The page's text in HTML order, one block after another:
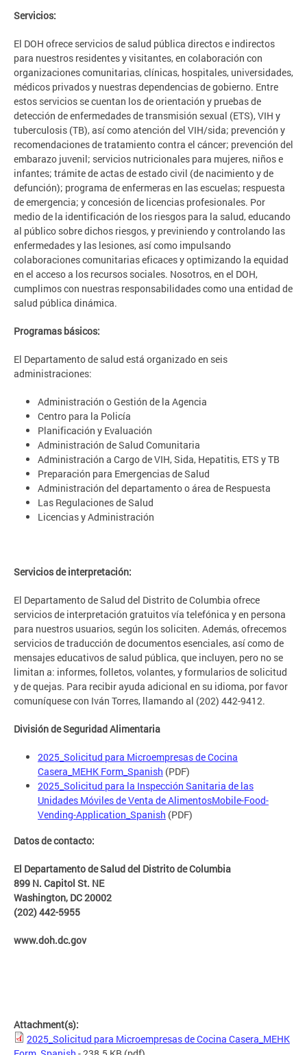
Servicios:
El DOH ofrece servicios de salud pública directos e indirectos
para nuestros residentes y visitantes, en colaboración con
organizaciones comunitarias, clínicas, hospitales, universidades,
médicos privados y nuestras dependencias de gobierno. Entre
estos servicios se cuentan los de orientación y pruebas de
detección de enfermedades de transmisión sexual (ETS), VIH y
tuberculosis (TB), así como atención del VIH/sida; prevención y
recomendaciones de tratamiento contra el cáncer; prevención del
embarazo juvenil; servicios nutricionales para mujeres, niños e
infantes; trámite de actas de estado civil (de nacimiento y de
defunción); programa de enfermeras en las escuelas; respuesta
de emergencia; y concesión de licencias profesionales. Por
medio de la identificación de los riesgos para la salud, educando
al público sobre dichos riesgos, y previniendo y controlando las
enfermedades y las lesiones, así como impulsando
colaboraciones comunitarias eficaces y optimizando la equidad
en el acceso a los recursos sociales. Nosotros, en el DOH,
cumplimos con nuestras responsabilidades como una entidad de
salud pública dinámica.
Programas básicos:
El Departamento de salud está organizado en seis
administraciones:
Administración o Gestión de la Agencia
Centro para la Policía
Planificación y Evaluación
Administración de Salud Comunitaria
Administración a Cargo de VIH, Sida, Hepatitis, ETS y TB
Preparación para Emergencias de Salud
Administración del departamento o área de Respuesta
Las Regulaciones de Salud
Licencias y Administración
Servicios de interpretación:
El Departamento de Salud del Distrito de Columbia ofrece
servicios de interpretación gratuitos vía telefónica y en persona
para nuestros usuarios, según los soliciten. Además, ofrecemos
servicios de traducción de documentos esenciales, así como de
mensajes educativos de salud pública, que incluyen, pero no se
limitan a: informes, folletos, volantes, y formularios de solicitud
y de quejas. Para recibir ayuda adicional en su idioma, por favor
comuníquese con Iván Torres, llamando al (202) 442-9412.
División de Seguridad Alimentaria
2025_Solicitud para Microempresas de Cocina
Casera_MEHK Form_Spanish (PDF)
2025_Solicitud para la Inspección Sanitaria de las
Unidades Móviles de Venta de AlimentosMobile-Food-
Vending-Application_Spanish (PDF)
Datos de contacto:
El Departamento de Salud del Distrito de Columbia
899 N. Capitol St. NE
Washington, DC 20002
(202) 442-5955
www.doh.dc.gov
Attachment(s):
2025_Solicitud para Microempresas de Cocina Casera_MEHK